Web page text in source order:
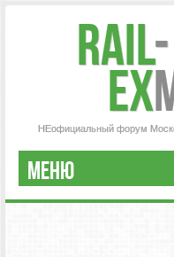
Rail-
ex
НЕофициальный форум
МЕНЮ
РЕГИСТРАЦИЯ